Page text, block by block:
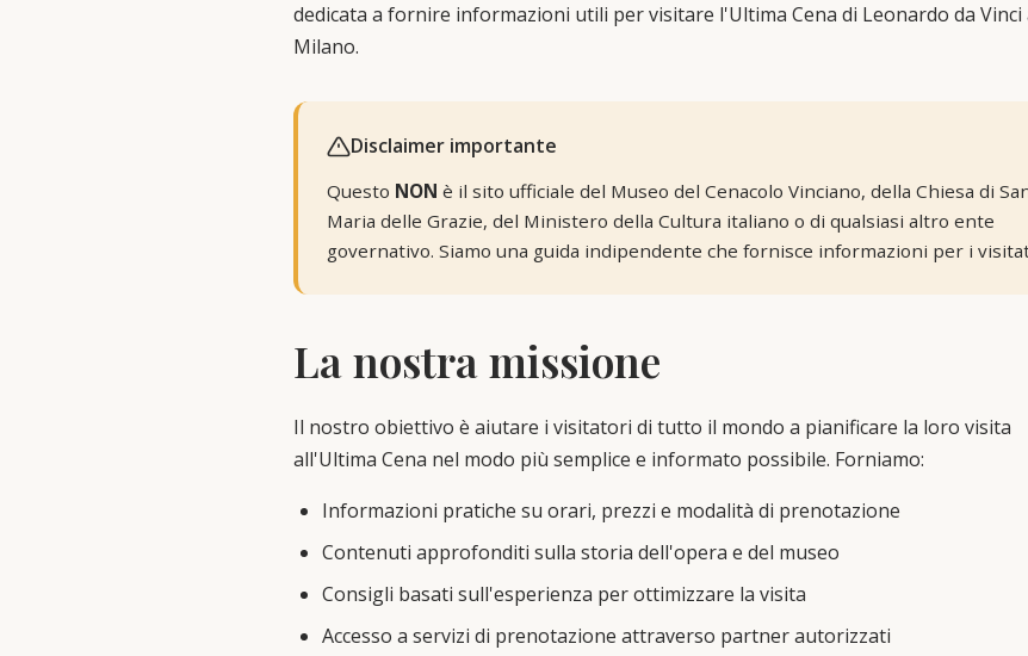
dedicata a fornire informazioni utili per visitare l'Ultima Cena di Leonardo da Vinci
Milano.
Disclaimer importante
Questo NON è il sito ufficiale del Museo del Cenacolo Vinciano, della Chiesa di
Maria delle Grazie, del Ministero della Cultura italiano o di qualsiasi altro ente
governativo. Siamo una guida indipendente che fornisce informazioni per i
La nostra missione
Il nostro obiettivo è aiutare i visitatori di tutto il mondo a pianificare la loro visita
all'Ultima Cena nel modo più semplice e informato possibile. Forniamo:
Informazioni pratiche su orari, prezzi e modalità di prenotazione
Contenuti approfonditi sulla storia dell'opera e del museo
Consigli basati sull'esperienza per ottimizzare la visita
Accesso a servizi di prenotazione attraverso partner autorizzati